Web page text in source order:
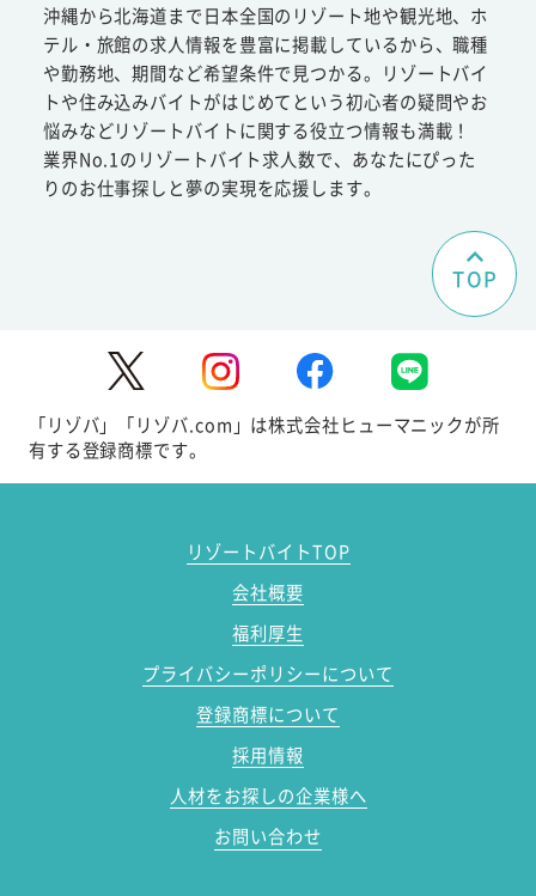
沖縄から北海道まで日本全国のリゾート地や観光地、ホ
テル・旅館の求人情報を豊富に掲載しているから、職種
や勤務地、期間など希望条件で見つかる。リゾートバイ
トや住み込みバイトがはじめてという初心者の疑問やお
悩みなどリゾートバイトに関する役立つ情報も満載！
業界No.1のリゾートバイト求人数で、あなたにぴった
りのお仕事探しと夢の実現を応援します。
TOP
「リゾバ」「リゾバ.com」は株式会社ヒューマニックが所
有する登録商標です。
リゾートバイトTOP
会社概要
福利厚生
プライバシーポリシーについて
登録商標について
採用情報
人材をお探しの企業様へ
お問い合わせ